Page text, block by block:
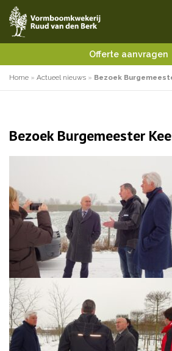
Offerte aanvragen
Home » Actueel nieuws » Bezoek
Bezoek Burgemeester